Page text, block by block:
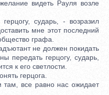
видеть Рауля возле
сударь, - возразил
мне этот последний
графа.
не должен покидать
передать герцогу, сударь,
к его светлости.
герцога.
все равно нас ожидает